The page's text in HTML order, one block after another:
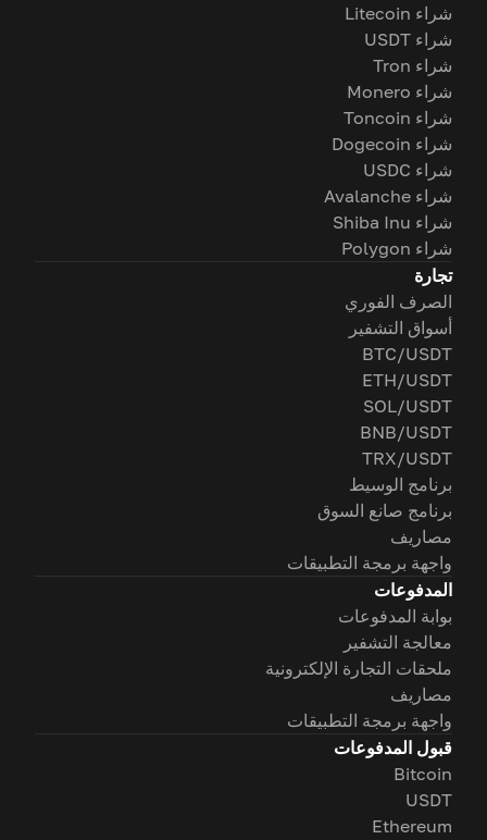
شراء Litecoin
شراء USDT
شراء Tron
شراء Monero
شراء Toncoin
شراء Dogecoin
شراء USDC
شراء Avalanche
شراء Shiba Inu
شراء Polygon
تجارة
الصرف الفوري
أسواق التشفير
BTC/USDT
ETH/USDT
SOL/USDT
BNB/USDT
TRX/USDT
برنامج الوسيط
برنامج صانع السوق
مصاريف
واجهة برمجة التطبيقات
المدفوعات
بوابة المدفوعات
معالجة التشفير
ملحقات التجارة الإلكترونية
مصاريف
واجهة برمجة التطبيقات
قبول المدفوعات
Bitcoin
USDT
Ethereum